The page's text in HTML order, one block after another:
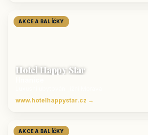
AKCE A BALÍČKY
Hotel Happy Star
www.hotelhappystar.cz →
AKCE A BALÍČKY